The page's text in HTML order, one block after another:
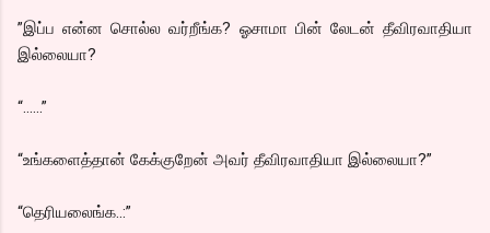
”இப்ப என்ன சொல்ல வர்றீங்க? ஓசாமா பின் லேடன் தீவிரவாதியா
இல்லையா?
“......”
“உங்களைத்தான் கேக்குறேன் அவர் தீவிரவாதியா இல்லையா?”
“தெரியலைங்க..:”